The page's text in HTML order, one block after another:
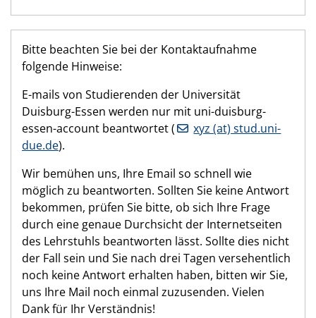
Bitte beachten Sie bei der Kontaktaufnahme
folgende Hinweise:
E-mails von Studierenden der Universität
Duisburg-Essen werden nur mit uni-duisburg-
essen-account beantwortet (
xyz (at) stud.uni-
due.de).
Wir bemühen uns, Ihre Email so schnell wie
möglich zu beantworten. Sollten Sie keine Antwort
bekommen, prüfen Sie bitte, ob sich Ihre Frage
durch eine genaue Durchsicht der Internetseiten
des Lehrstuhls beantworten lässt. Sollte dies nicht
der Fall sein und Sie nach drei Tagen versehentlich
noch keine Antwort erhalten haben, bitten wir Sie,
uns Ihre Mail noch einmal zuzusenden. Vielen
Dank für Ihr Verständnis!